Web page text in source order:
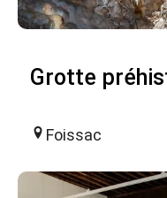
Grotte
Foissac